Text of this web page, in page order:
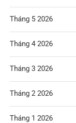
Tháng 5 2026
Tháng 4 2026
Tháng 3 2026
Tháng 2 2026
Tháng 1 2026